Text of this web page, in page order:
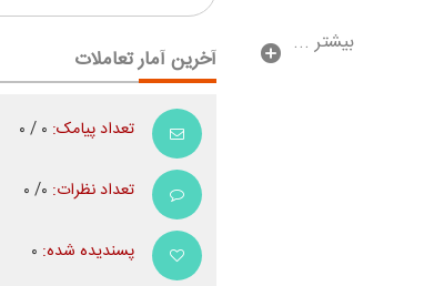
بیشتر ...
آخرین آمار تعاملات
تعداد پیامک:
تعداد نظرات:
پسندیده شده: